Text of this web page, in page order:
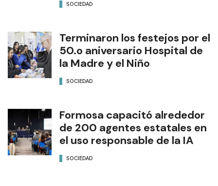
SOCIEDAD
Terminaron los festejos por el
50.o aniversario Hospital de
la Madre y el Niño
SOCIEDAD
Formosa capacitó alrededor
de 200 agentes estatales en
el uso responsable de la IA
SOCIEDAD